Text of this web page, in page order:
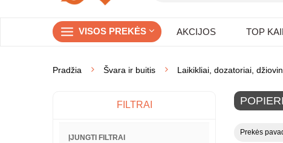
VISOS PREKĖS AKCIJOS TOP
Pradžia Švara ir buitis Laikikliai, dozatoriai,
Prekės
FILTRAI
ĮJUNGTI FILTRAI